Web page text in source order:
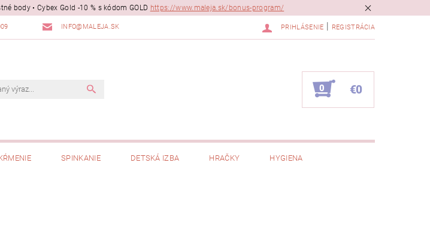
body • Cybex Gold -10 % s kódom GOLD https://www.maleja.sk/bonus-program/
INFO@MALEJA.SK PRIHLÁSENIE REGISTRÁCIA
0 €0
SPINKANIE DETSKÁ IZBA HRAČKY HYGIENA